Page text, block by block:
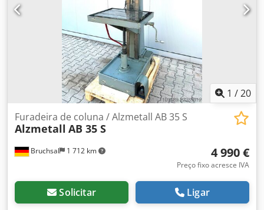
Indicador de velocidade - Rotação no sentido horário /
anti-horário - Cabeçote de perfuração pivotante com
ferramenta - Mesa de trabalho com ajuste de altura por
meio de manivela - Sistema de refrigeração - Paragem de
emergência / Desligamento - Lâmpada de trabalho
Dimensões: C x L x A: 1 x 0,8 x 2,1 metros / Peso, aprox.
1200 kg Reservamo-nos o direito de corrigir erros e
1 /20
Bruchsal 1 712 km
Furadeira de coluna / Alzmetall AB 35 S
Alzmetall AB 35 S
4 990 €
Preço fixo acresce IVA
Solicitar Ligar